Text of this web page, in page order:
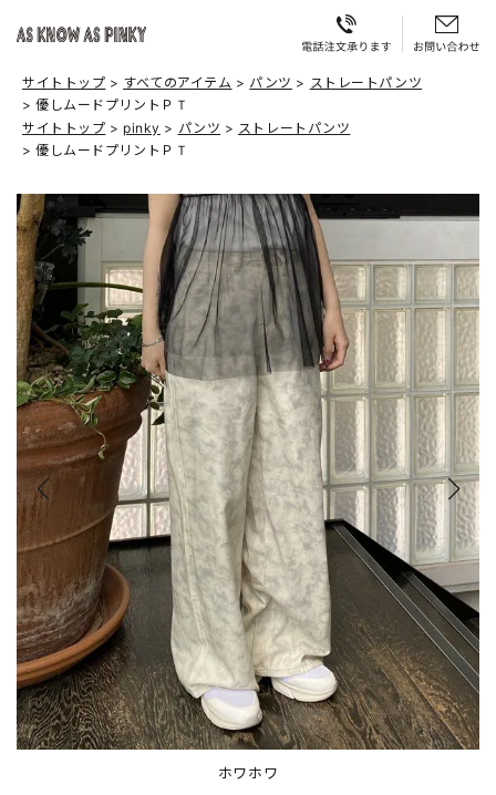
サイトトップ すべてのアイテム パンツ
ストレートパンツ
優しムードプリントＰＴ
サイトトップ
pinky パンツ
ストレートパンツ
優しムードプリントＰＴ
ホワホワ